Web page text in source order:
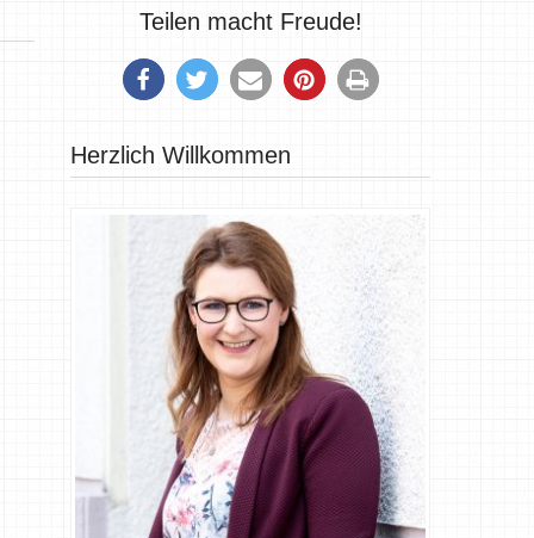
Teilen macht Freude!
Herzlich Willkommen